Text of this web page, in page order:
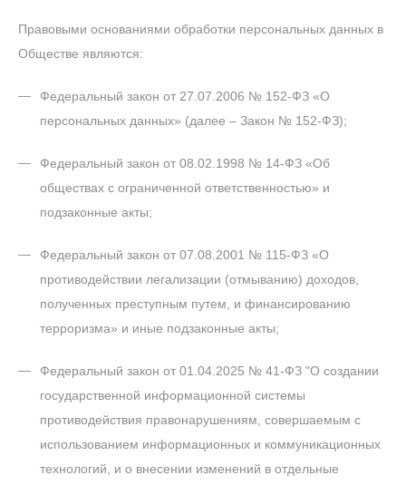
Правовыми основаниями обработки персональных данных в
Обществе являются:
Федеральный закон от 27.07.2006 № 152-ФЗ «О
персональных данных» (далее – Закон № 152-ФЗ);
Федеральный закон от 08.02.1998 № 14-ФЗ «Об
обществах с ограниченной ответственностью» и
подзаконные акты;
Федеральный закон от 07.08.2001 № 115-ФЗ «О
противодействии легализации (отмыванию) доходов,
полученных преступным путем, и финансированию
терроризма» и иные подзаконные акты;
Федеральный закон от 01.04.2025 № 41-ФЗ "О создании
государственной информационной системы
противодействия правонарушениям, совершаемым с
использованием информационных и коммуникационных
технологий, и о внесении изменений в отдельные